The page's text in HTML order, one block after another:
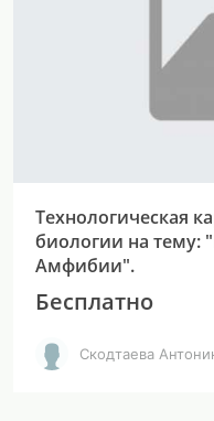
Технологическая
биологии на тему:
Амфибии".
Бесплатно
Скодтаева